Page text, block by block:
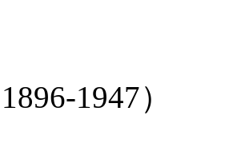
1947）